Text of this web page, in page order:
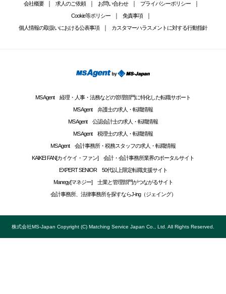
会社概要
求人のご依頼 お問い合わせ
プライバシーポリシー
Cookie等ポリシー
免責事項
個人情報の取扱いにおける公表事項
カスタマーハラスメントに対する行動指針
MS Agent 経理・人事・法務などの管理部門に特化した転職サポート
MS Agent 弁護士の求人・転職情報
MS Agent 公認会計士の求人・転職情報
MS Agent 税理士の求人・転職情報
MS Agent 会計事務所・税務スタッフの求人・転職情報
KAIKEI FAN[カイケイ・ファン] 会計・会計事務所業界のポータルサイト
EXPERT SENIOR 50代以上限定転職支援サイト
Manegy[マネジー] 士業と管理部門がつながるサイト
会計事務所、法律事務所を探すならJ-ing（ジェイング）
株式会社MS-Japan Copyright (C) Matching Service Japan Co., Ltd. All Rights Reserved.